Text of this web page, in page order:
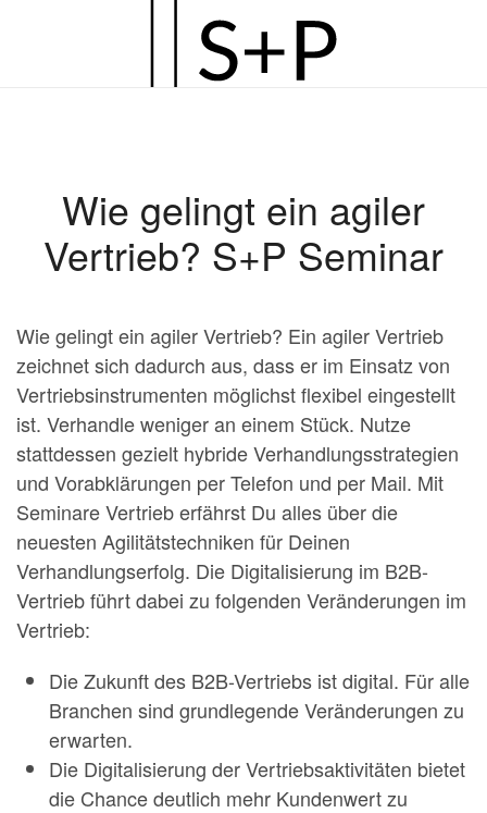
Wie gelingt ein agiler
Vertrieb? S+P Seminar
Wie gelingt ein agiler Vertrieb? Ein agiler Vertrieb
zeichnet sich dadurch aus, dass er im Einsatz von
Vertriebsinstrumenten möglichst flexibel eingestellt
ist. Verhandle weniger an einem Stück. Nutze
stattdessen gezielt hybride Verhandlungsstrategien
und Vorabklärungen per Telefon und per Mail. Mit
Seminare Vertrieb erfährst Du alles über die
neuesten Agilitätstechniken für Deinen
Verhandlungserfolg. Die Digitalisierung im B2B-
Vertrieb führt dabei zu folgenden Veränderungen im
Vertrieb:
Die Zukunft des B2B-Vertriebs ist digital. Für alle
Branchen sind grundlegende Veränderungen zu
erwarten.
Die Digitalisierung der Vertriebsaktivitäten bietet
die Chance deutlich mehr Kundenwert zu